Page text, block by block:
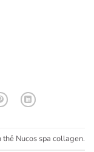
thẻ Nucos spa collagen.